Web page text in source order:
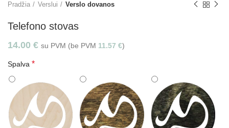
Pradžia Verslui Verslo dovanos
Telefono stovas
14.00 € su PVM (be PVM 11.57 €)
Spalva *